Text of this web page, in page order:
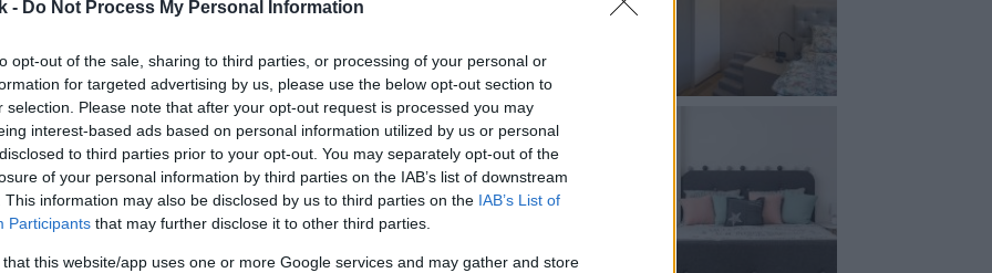
- Do Not Process My Personal Information
opt-out of the sale, sharing to third parties, or processing of your personal or
for targeted advertising by us, please use the below opt-out section to
selection. Please note that after your opt-out request is processed you may
interest-based ads based on personal information utilized by us or personal
to third parties prior to your opt-out. You may separately opt-out of the
of your personal information by third parties on the IAB’s list of downstream
This information may also be disclosed by us to third parties on the IAB’s List of
Participants that may further disclose it to other third parties.
that this website/app uses one or more Google services and may gather and store
ergonomickým dizajnom a aj
riadenia vykurovacieho systému,
Systém vykurovania tvorí
s aplikáciou nanotechnológie
vykurovania na požadovanú
nevynikajú, ale o to zaujímavejšia je
ako prírodný zdroj tepla – Slnko.